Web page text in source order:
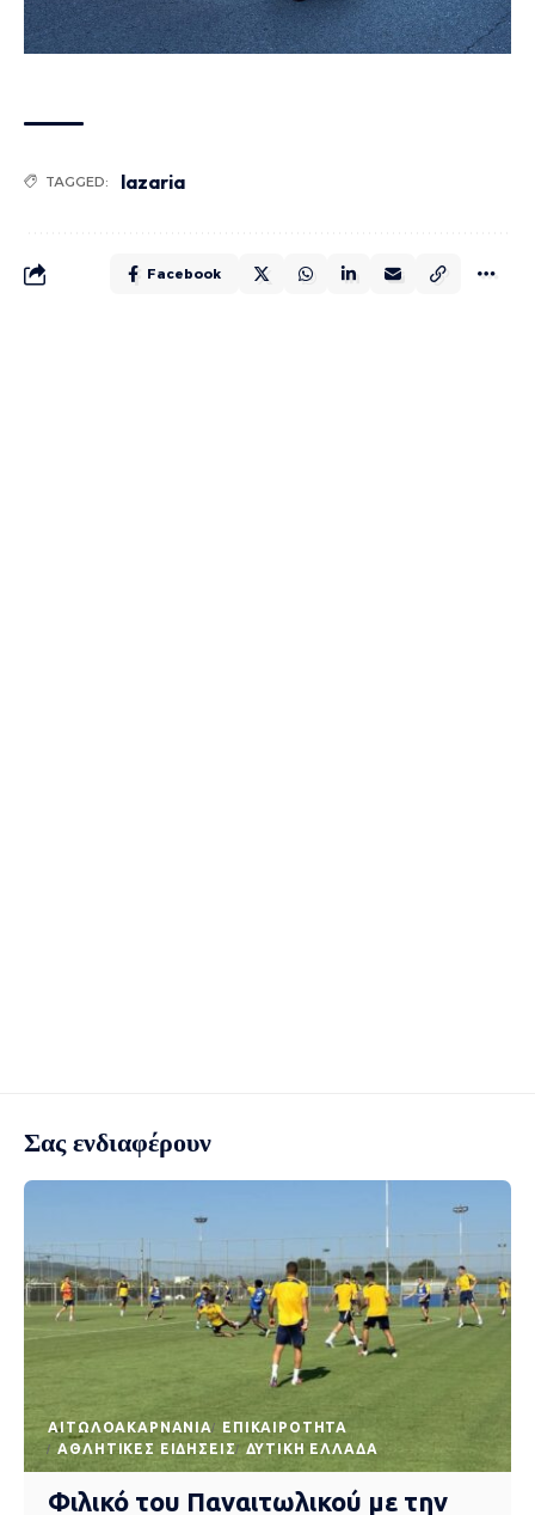
TAGGED: lazaria
Facebook
Σας ενδιαφέρουν
AΙΤΩΛΟΑΚΑΡΝΑΝΊΑ
EΠΙΚΑΙΡΌΤΗΤΑ
ΑΘΛΗΤΙΚΈΣ ΕΙΔΉΣΕΙΣ
ΔΥΤΙΚΉ ΕΛΛΆΔΑ
Φιλικό του Παναιτωλικού με την